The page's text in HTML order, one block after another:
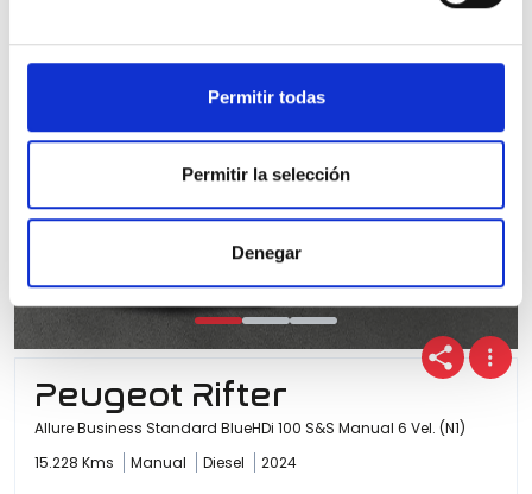
Permitir todas
Permitir la selección
Denegar
Peugeot Rifter
Allure Business Standard BlueHDi 100 S&S Manual 6 Vel. (N1)
15.228 Kms
Manual Diesel 2024